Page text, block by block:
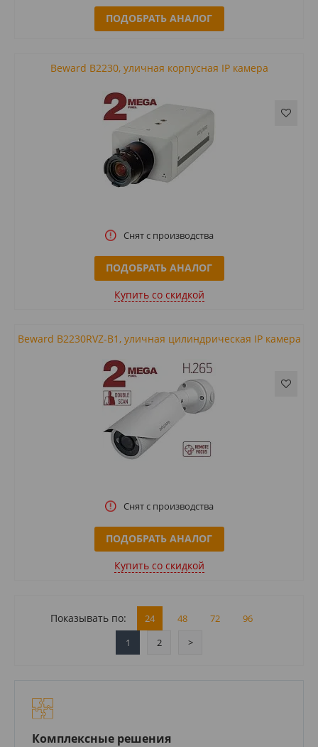
ПОДОБРАТЬ АНАЛОГ
Beward B2230, уличная корпусная IP камера
Снят с производства
ПОДОБРАТЬ АНАЛОГ
Купить cо скидкой
Beward B2230RVZ-B1, уличная цилиндрическая IP камера
Снят с производства
ПОДОБРАТЬ АНАЛОГ
Купить cо скидкой
Показывать по: 24 48 72
96
1
2 >
Комплексные решения